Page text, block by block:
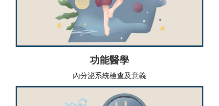
功能醫學
內分泌系統檢查及意義